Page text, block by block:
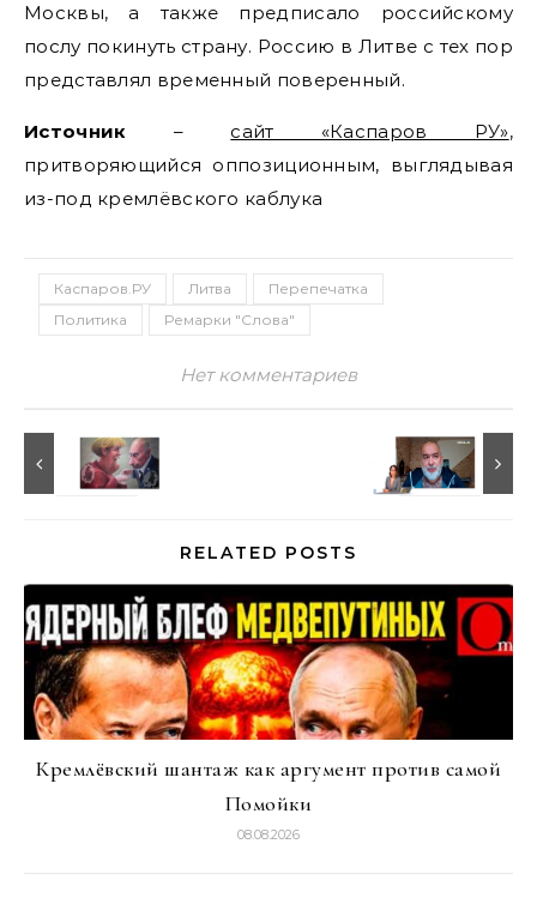
Москвы, а также предписало российскому
послу покинуть страну. Россию в Литве с тех пор
представлял временный поверенный.
Источник – сайт «Каспаров РУ»,
притворяющийся оппозиционным, выглядывая
из-под кремлёвского каблука
Каспаров.РУ Литва
Перепечатка
Политика
Ремарки "Слова"
Нет комментариев
RELATED POSTS
Кремлёвский шантаж как аргумент против самой
Помойки
08.08.2026